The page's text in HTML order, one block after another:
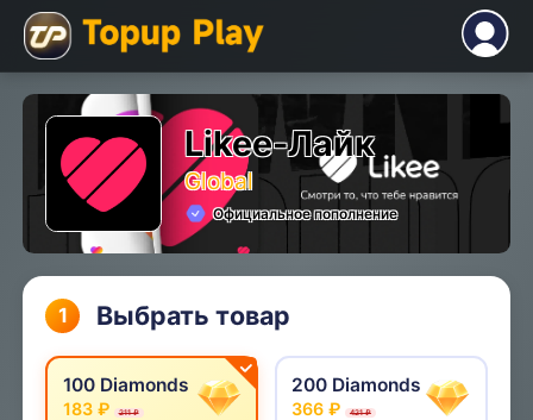
Likee-Лайк
Global
Официальное пополнение
1 Выбрать товар
100 Diamonds
183 ₽ 211 ₽
200 Diamonds
366 ₽ 421 ₽